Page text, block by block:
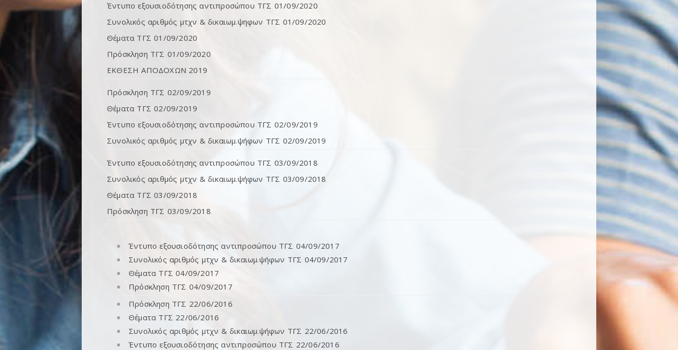
Έντυπο εξουσιοδότησης αντιπροσώπου ΤΓΣ 01/09/2020
Συνολικός αριθμός μτχν & δικαιωμ.ψηφων ΤΓΣ 01/09/2020
Θέματα ΤΓΣ 01/09/2020
Πρόσκληση ΤΓΣ 01/09/2020
ΕΚΘΕΣΗ ΑΠΟΔΟΧΩΝ 2019
Πρόσκληση ΤΓΣ 02/09/2019
Θέματα ΤΓΣ 02/09/2019
Έντυπο εξουσιοδότησης αντιπροσώπου ΤΓΣ 02/09/2019
Συνολικός αριθμός μτχν & δικαιωμ.ψήφων ΤΓΣ 02/09/2019
Έντυπο εξουσιοδότησης αντιπροσώπου ΤΓΣ 03/09/2018
Συνολικός αριθμός μτχν & δικαιωμ.ψήφων ΤΓΣ 03/09/2018
Θέματα ΤΓΣ 03/09/2018
Πρόσκληση ΤΓΣ 03/09/2018
Έντυπο εξουσιοδότησης αντιπροσώπου ΤΓΣ 04/09/2017
Συνολικός αριθμός μτχν & δικαιωμ.ψήφων ΤΓΣ 04/09/2017
Θέματα ΤΓΣ 04/09/2017
Πρόσκληση ΤΓΣ 04/09/2017
Πρόσκληση ΤΓΣ 22/06/2016
Θέματα ΤΓΣ 22/06/2016
Συνολικός αριθμός μτχν & δικαιωμ.ψήφων ΤΓΣ 22/06/2016
Έντυπο εξουσιοδότησης αντιπροσώπου ΤΓΣ 22/06/2016